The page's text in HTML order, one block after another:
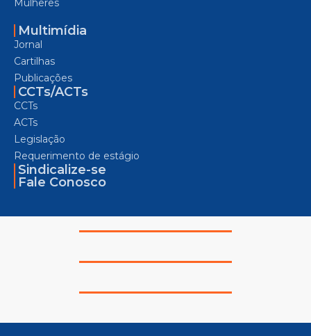
Mulheres
Multimídia
Jornal
Cartilhas
Publicações
CCTs/ACTs
CCTs
ACTs
Legislação
Requerimento de estágio
Sindicalize-se
Fale Conosco